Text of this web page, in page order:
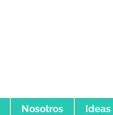
Nosotros Ideas